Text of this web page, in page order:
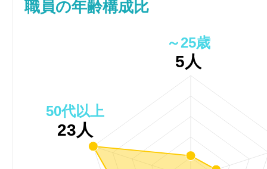
職員の年齢構成比
～25歳
5人
50代以上
23人